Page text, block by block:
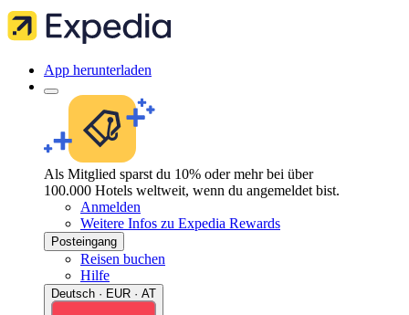
App herunterladen
Als Mitglied sparst du 10% oder mehr bei über
100.000 Hotels weltweit, wenn du angemeldet bist.
Anmelden
Weitere Infos zu Expedia Rewards
Posteingang
Reisen buchen
Hilfe
Deutsch · EUR · AT